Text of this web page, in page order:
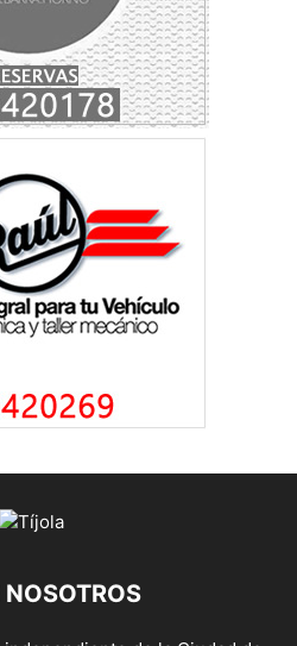
NOSOTROS